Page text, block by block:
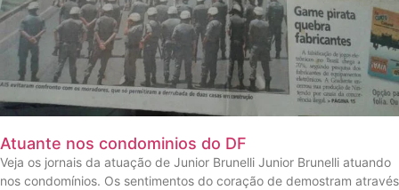
Atuante nos condominios do DF
Veja os jornais da atuação de Junior Brunelli Junior Brunelli atuando
nos condomínios. Os sentimentos do coração de demostram através